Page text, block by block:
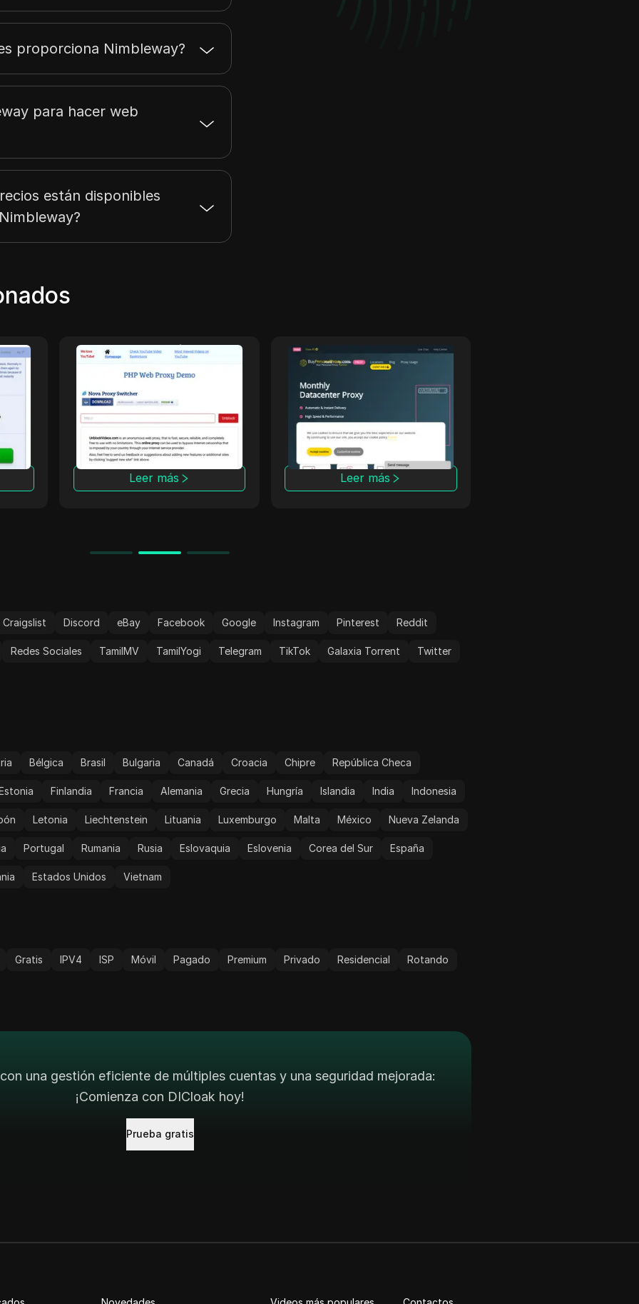
proporciona Nimbleway?
para hacer web
están disponibles
UnblockVideos
un proxy web en línea
gratuito utilizado para eludir
la censura de internet y
desbloquear videos de sitios
de video populares
Leer más
BuyPersonalProxy
BuyPersonalProxy ofrece
proxies privados rápidos y
seguros que mantienen tus
actividades en línea anónimas
y privadas. Con
características de seguridad
avanzadas y un rendimiento
confiable, BuyPersonalProxy
Leer más
Craigslist Discord eBay Facebook Google Instagram Pinterest Reddit
Redes Sociales TamilMV TamilYogi Telegram TikTok Galaxia Torrent Twitter
Bélgica Brasil Bulgaria Canadá Croacia Chipre República Checa
Finlandia Francia Alemania Grecia Hungría Islandia India Indonesia
Letonia Liechtenstein Lituania Luxemburgo Malta México Nueva Zelanda
Portugal Rumania Rusia Eslovaquia Eslovenia Corea del Sur España
Estados Unidos Vietnam
Gratis IPV4 ISP Móvil Pagado Premium Privado Residencial Rotando
una gestión eficiente de múltiples cuentas y una seguridad mejorada:
¡Comienza con DICloak hoy!
Prueba gratis